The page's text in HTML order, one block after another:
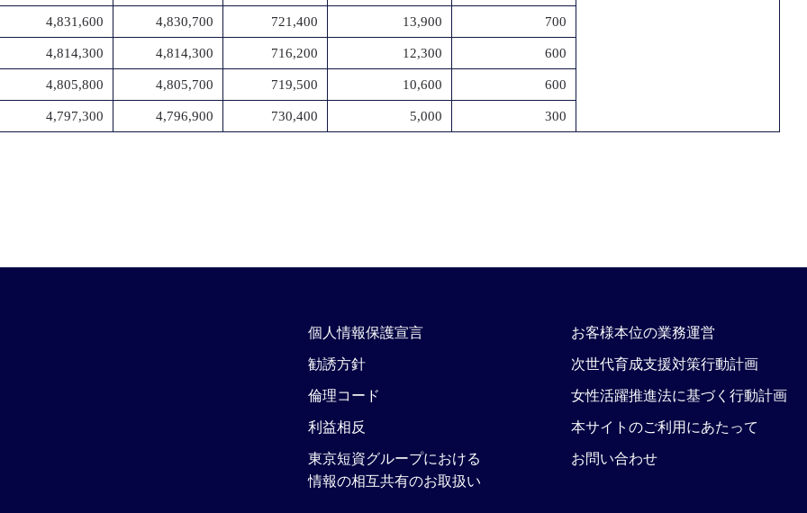
4,831,600 4,830,700 721,400 13,900 700
4,814,300 4,814,300 716,200 12,300 600
4,805,800 4,805,700 719,500 10,600 600
4,797,300 4,796,900 730,400 5,000 300
個人情報保護宣言
勧誘方針
倫理コード
利益相反
東京短資グループにおける
情報の相互共有のお取扱い
お客様本位の業務運営
次世代育成支援対策行動計画
女性活躍推進法に基づく行動計画
本サイトのご利用にあたって
お問い合わせ